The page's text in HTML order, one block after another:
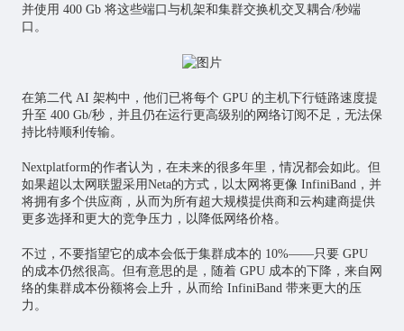
并使用 400 Gb 将这些端口与机架和集群交换机交叉耦合/秒端
口。
在第二代 AI 架构中，他们已将每个 GPU 的主机下行链路速度提
升至 400 Gb/秒，并且仍在运行更高级别的网络订阅不足，无法保
持比特顺利传输。
Nextplatform的作者认为，在未来的很多年里，情况都会如此。但
如果超以太网联盟采用Neta的方式，以太网将更像 InfiniBand，并
将拥有多个供应商，从而为所有超大规模提供商和云构建商提供
更多选择和更大的竞争压力，以降低网络价格。
不过，不要指望它的成本会低于集群成本的 10%——只要 GPU
的成本仍然很高。但有意思的是，随着 GPU 成本的下降，来自网
络的集群成本份额将会上升，从而给 InfiniBand 带来更大的压
力。